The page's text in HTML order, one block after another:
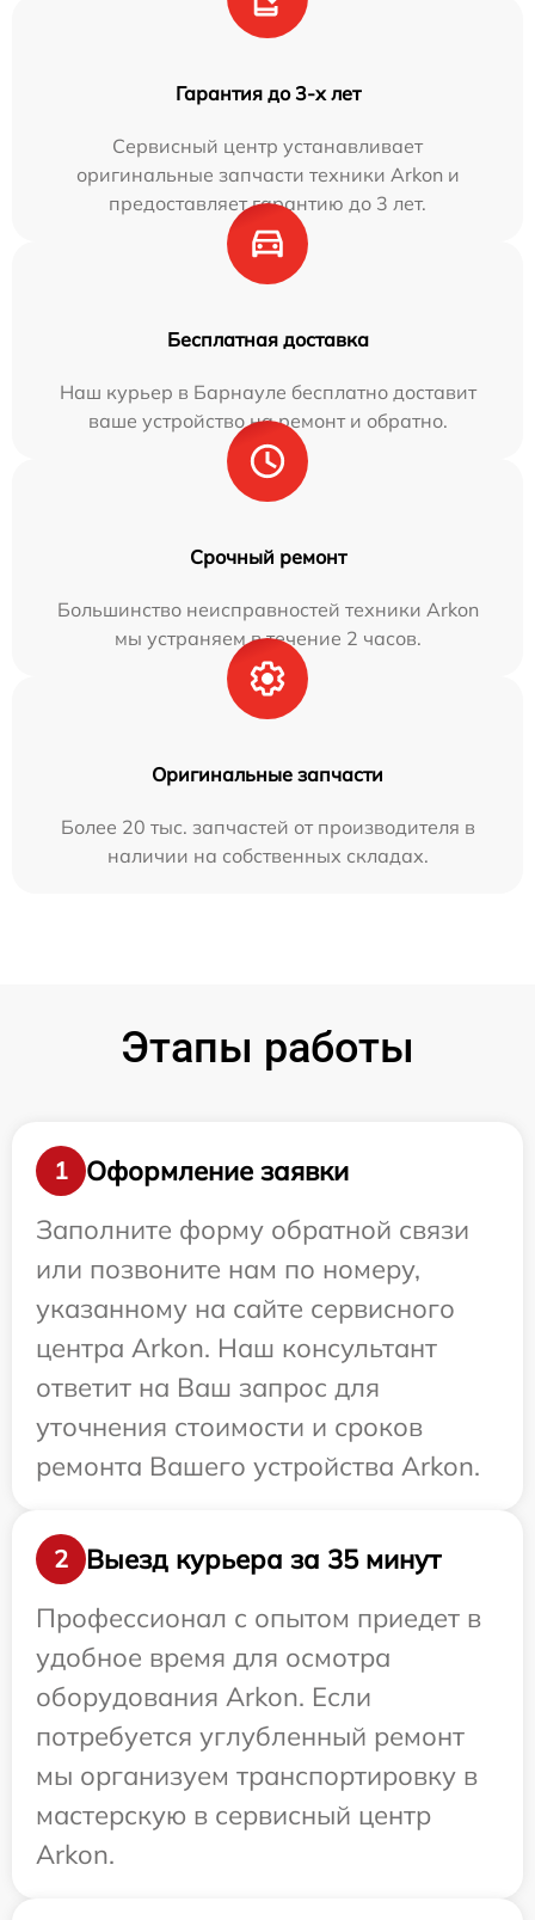
Гарантия до 3-х лет
Сервисный центр устанавливает
оригинальные запчасти техники Arkon и
предоставляет гарантию до 3 лет.
Бесплатная доставка
Наш курьер в Барнауле бесплатно доставит
ваше устройство на ремонт и обратно.
Срочный ремонт
Большинство неисправностей техники Arkon
мы устраняем в течение 2 часов.
Оригинальные запчасти
Более 20 тыс. запчастей от производителя в
наличии на собственных складах.
Этапы работы
1
Оформление заявки
Заполните форму обратной связи
или позвоните нам по номеру,
указанному на сайте сервисного
центра Arkon. Наш консультант
ответит на Ваш запрос для
уточнения стоимости и сроков
ремонта Вашего устройства Arkon.
2
Выезд курьера за 35 минут
Профессионал с опытом приедет в
удобное время для осмотра
оборудования Arkon. Если
потребуется углубленный ремонт
мы организуем транспортировку в
мастерскую в сервисный центр
Arkon.